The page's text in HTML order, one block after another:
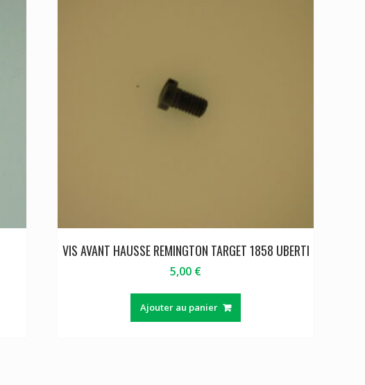
VIS AVANT HAUSSE REMINGTON TARGET 1858 UBERTI
5,00 €
Ajouter au panier